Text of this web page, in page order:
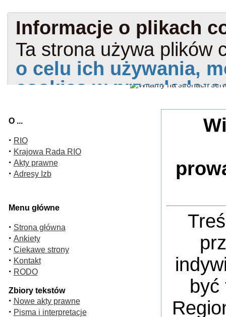
O ...
· RIO
· Krajowa Rada RIO
· Akty prawne
· Adresy Izb
Menu główne
· Strona główna
· Ankiety
· Ciekawe strony
· Kontakt
· RODO
Zbiory tekstów
· Nowe akty prawne
· Pisma i interpretacje